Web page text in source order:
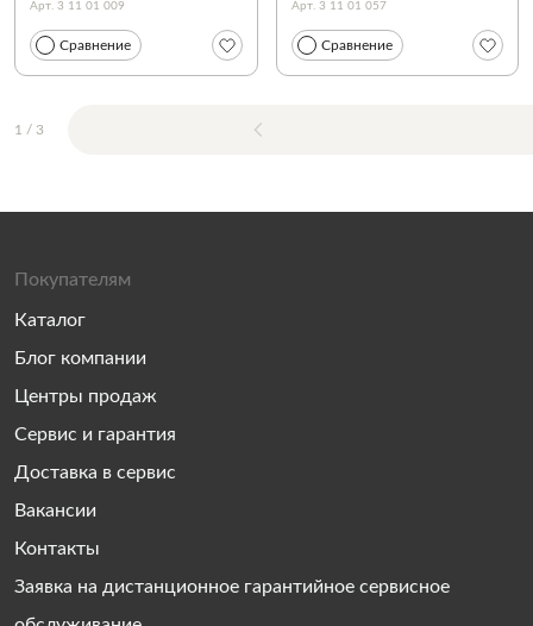
Арт. 3 11 01 009
Сравнение
Арт. 3 11 01 057
Сравнение
1 / 3
Покупателям
Каталог
Блог компании
Центры продаж
Сервис и гарантия
Доставка в сервис
Вакансии
Контакты
Заявка на дистанционное гарантийное сервисное